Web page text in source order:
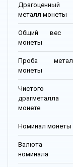
Драгоценный
металл монеты
Общий вес
монеты
Проба
монеты
Чистого
драгметалла
монете
Номинал монеты
Валюта
номинала